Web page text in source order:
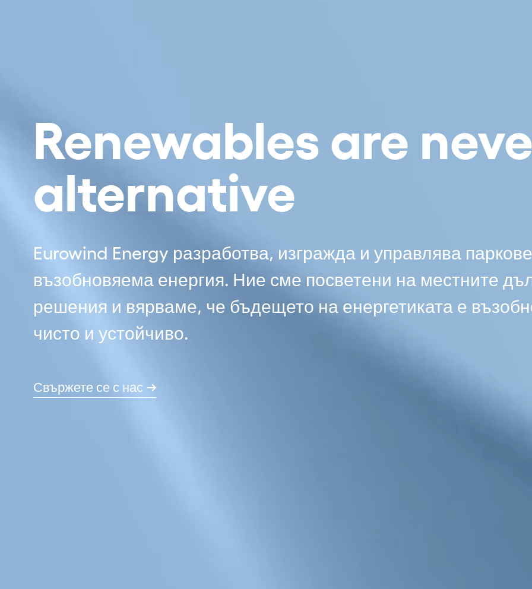
Renewables are
alternative
Eurowind Energy разработва, изгражда и управлява
възобновяема енергия. Ние сме посветени на местните
решения и вярваме, че бъдещето на енергетиката е
чисто и устойчиво.
Свържете се с нас